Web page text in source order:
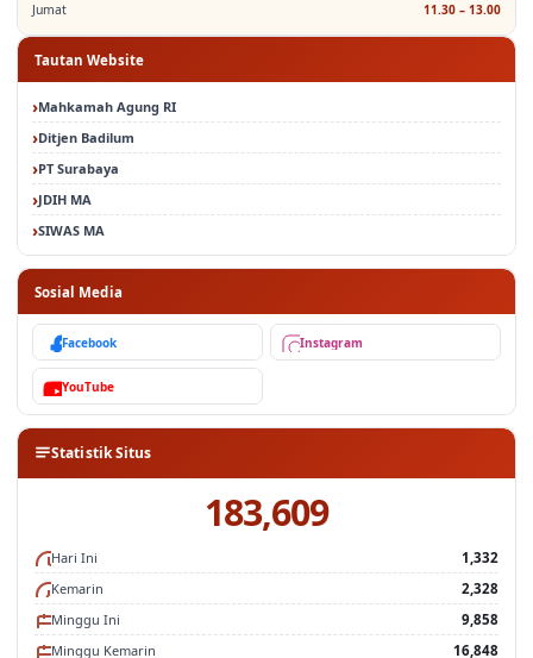
Jumat
11.30 – 13.00
Tautan Website
Mahkamah Agung RI
Ditjen Badilum
PT Surabaya
JDIH MA
SIWAS MA
Sosial Media
Facebook Instagram
YouTube
Statistik Situs
183,609
Hari Ini
1,332
Kemarin
2,328
Minggu Ini
9,858
Minggu Kemarin
16,848